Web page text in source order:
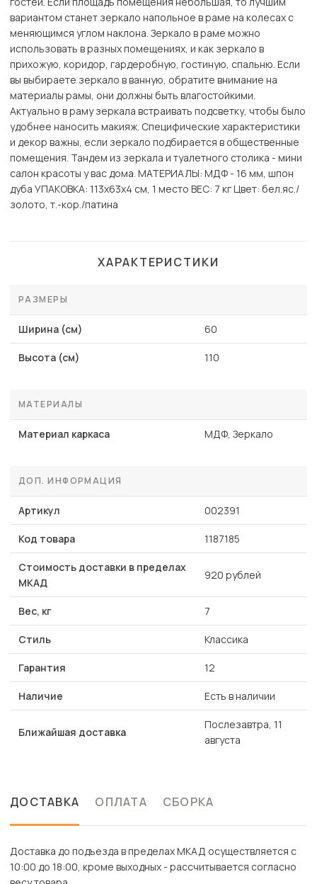
вариантом станет зеркало напольное в раме на колесах с
меняющимся углом наклона. Зеркало в раме можно
использовать в разных помещениях, и как зеркало в
прихожую, коридор, гардеробную, гостиную, спальню. Если
вы выбираете зеркало в ванную, обратите внимание на
материалы рамы, они должны быть влагостойкими.
Актуально в раму зеркала встраивать подсветку, чтобы было
удобнее наносить макияж. Специфические характеристики
и декор важны, если зеркало подбирается в общественные
помещения. Тандем из зеркала и туалетного столика - мини
салон красоты у вас дома. МАТЕРИАЛЫ: МДФ - 16 мм, шпон
дуба УПАКОВКА: 113х63х4 см, 1 место ВЕС: 7 кг Цвет: бел.яс./
золото, т.-кор./патина
ХАРАКТЕРИСТИКИ
РАЗМЕРЫ
Ширина (см) 60
Высота (см) 110
МАТЕРИАЛЫ
Материал каркаса МДФ, Зеркало
ДОП. ИНФОРМАЦИЯ
Артикул 002391
Код товара 1187185
Стоимость доставки в пределах
МКАД
920 рублей
Вес, кг 7
Стиль Классика
Гарантия 12
Наличие Есть в наличии
Ближайшая доставка
Послезавтра, 11
августа
ДОСТАВКА ОПЛАТА СБОРКА
Доставка до подъезда в пределах МКАД осуществляется с
10:00 до 18:00, кроме выходных - рассчитывается согласно